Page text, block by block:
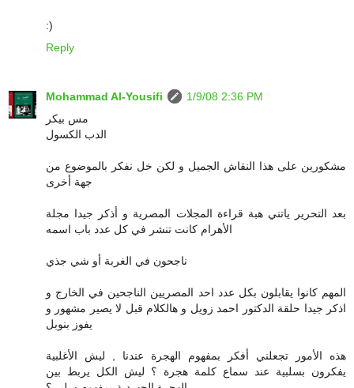
:)
Reply
Mohammad Al-Yousifi
1/9/08 2:36 PM
مس بيكر
الدب الكسول
مشكورين على هذا النقاش الجميل و لكن خل نفكر بالموضوع من
جهة أخرى
بعد التحرير ياتني هبة قراءة المجلات المصرية و أذكر جيدا مجلة
الأهرام كانت تنشر في كل عدد باب اسمه
ناجحون في الغربة أو شي جذي
المهم كانوا يقابلون بكل عدد احد المصريين الناجحين في الخارج و
اذكر جيدا حلقة الدكتور احمد زويل و هالكلام قبل لا يصير مشهور و
يفوز بنوبل
هذه الأمور تجعلني أفكر بمفهوم الهجرة عندنا , ليش الأغلبية
يفكرون بسلبية عند سماع كلمة هجرة ؟ ليش الكل يربط بين